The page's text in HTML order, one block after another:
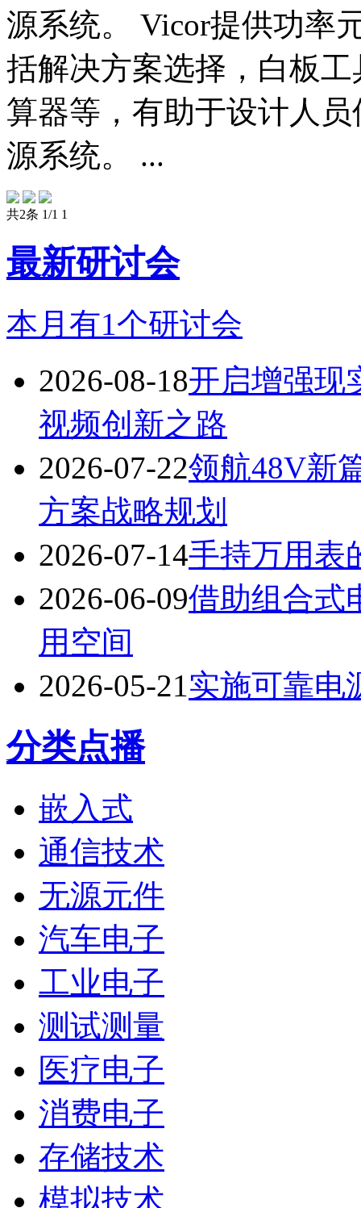
源系统。 Vicor提供功率
括解决方案选择，白板
算器等，有助于设计人
源系统。 ...
共2条 1/1 1
最新研讨会
本月有1个研讨会
2026-08-18开启增强现
视频创新之路
2026-07-22领航48V新
方案战略规划
2026-07-14手持万用表
2026-06-09借助组合式
用空间
2026-05-21实施可靠电
分类点播
嵌入式
通信技术
无源元件
汽车电子
工业电子
测试测量
医疗电子
消费电子
存储技术
模拟技术